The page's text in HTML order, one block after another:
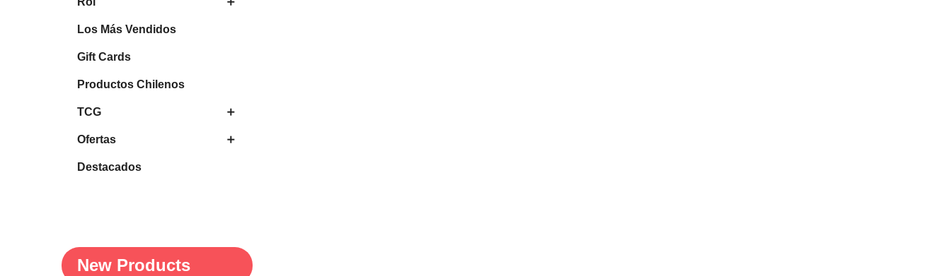
Los Más Vendidos
Gift Cards
Productos Chilenos
TCG 
Ofertas 
Destacados
New Products